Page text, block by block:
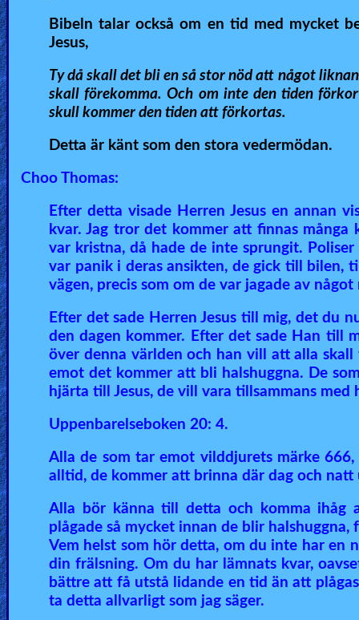
Bibeln talar också om en tid med mycket
Jesus,
Ty då skall det bli en så stor nöd att något
skall förekomma. Och om inte den tiden
skull kommer den tiden att förkortas.
Detta är känt som den stora vedermödan.
Choo Thomas:
Efter detta visade Herren Jesus en annan
kvar. Jag tror det kommer att finnas
var kristna, då hade de inte sprungit.
var panik i deras ansikten, de gick till bilen,
vägen, precis som om de var jagade av
Efter det sade Herren Jesus till mig, det du
den dagen kommer. Efter det sade Han till
över denna världen och han vill att alla
emot det kommer att bli halshuggna. De
hjärta till Jesus, de vill vara tillsammans
Uppenbarelseboken 20: 4.
Alla de som tar emot vilddjurets märke
alltid, de kommer att brinna där dag och
Alla bör känna till detta och komma ihåg
plågade så mycket innan de blir
Vem helst som hör detta, om du inte har en
din frälsning. Om du har lämnats kvar,
bättre att få utstå lidande en tid än att
ta detta allvarligt som jag säger.